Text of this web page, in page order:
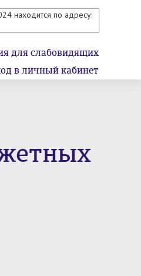
находится по адресу:
для слабовидящих
в личный кабинет